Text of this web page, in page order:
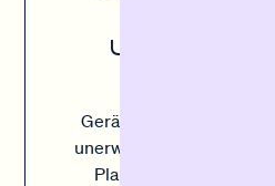
Unerwartete
Geräteausfall,
unerwartete Kosten
Planung